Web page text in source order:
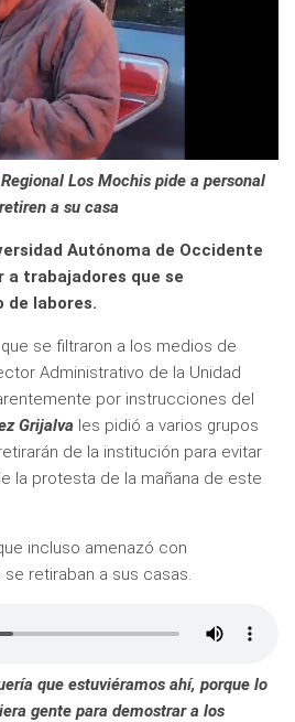
Los Mochis pide a personal
a su casa
Autónoma de Occidente
trabajadores que se
de labores.
se filtraron a los medios de
Administrativo de la Unidad
por instrucciones del
Grijalva les pidió a varios grupos
de la institución para evitar
la protesta de la mañana de este
incluso amenazó con
retiraban a sus casas.
que estuviéramos ahí, porque lo
gente para demostrar a los